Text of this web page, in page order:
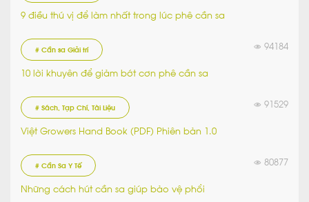
9 điều thú vị để làm nhất trong lúc phê cần sa
# Cần sa Giải trí 94184
10 lời khuyên để giảm bớt cơn phê cần sa
# Sách, Tạp Chí, Tài Liệu 91529
Việt Growers Hand Book (PDF) Phiên bản 1.0
# Cần Sa Y Tế 80877
Những cách hút cần sa giúp bảo vệ phổi